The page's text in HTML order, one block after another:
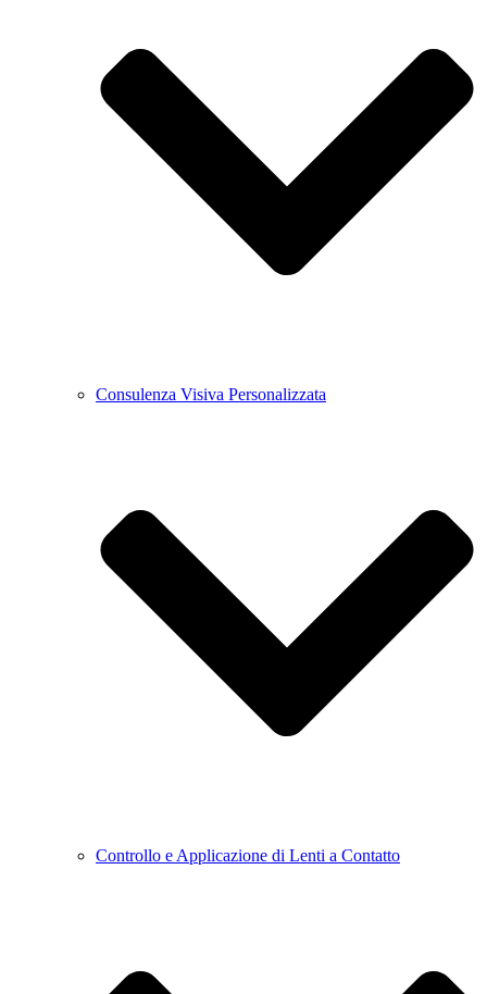
Consulenza Visiva Personalizzata
Controllo e Applicazione di Lenti a Contatto